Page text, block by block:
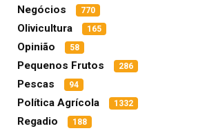
Negócios 770
Olivicultura 165
Opinião 58
Pequenos Frutos 286
Pescas 94
Política Agrícola 1332
Regadio 188